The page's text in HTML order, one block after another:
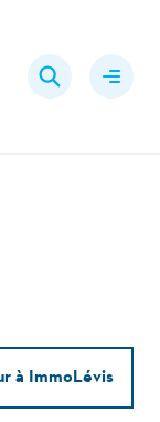
Ouvrir
à ImmoLévis